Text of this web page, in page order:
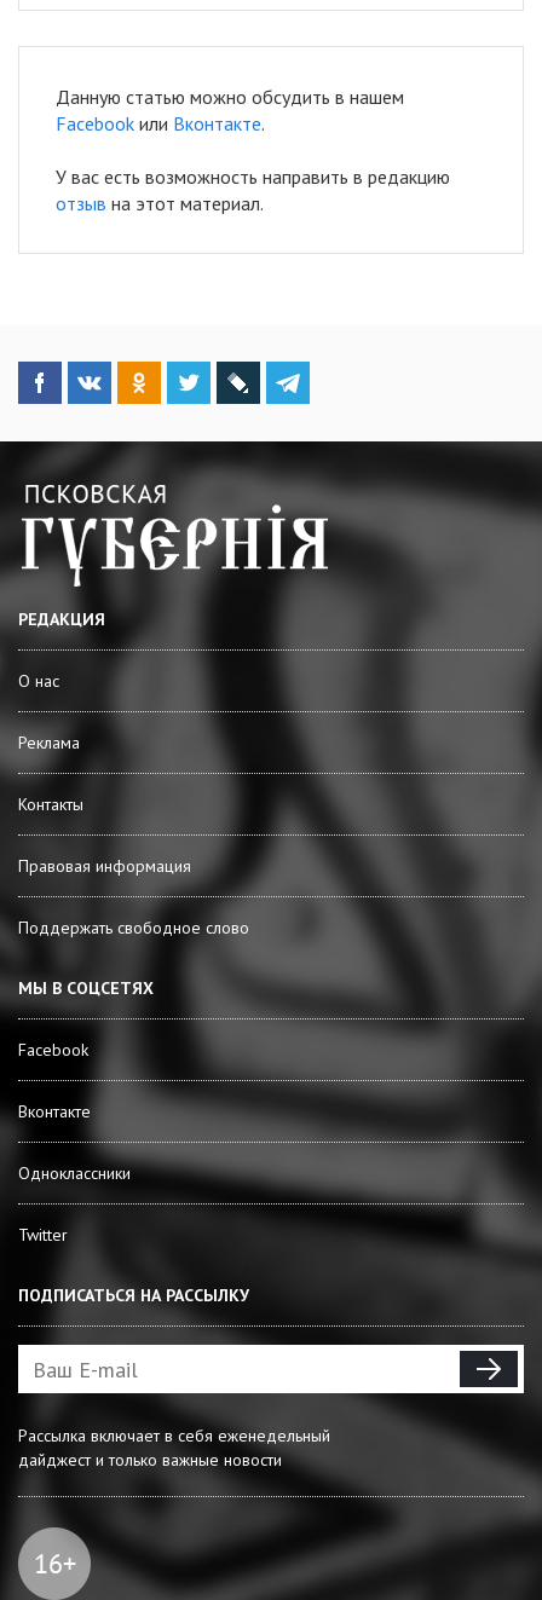
Данную статью можно обсудить в нашем
Facebook или Вконтакте.
У вас есть возможность направить в редакцию
отзыв на этот материал.
РЕДАКЦИЯ
О нас
Реклама
Контакты
Правовая информация
Поддержать свободное слово
МЫ В СОЦСЕТЯХ
Facebook
Вконтакте
Одноклассники
Twitter
ПОДПИСАТЬСЯ НА РАССЫЛКУ
Рассылка включает в себя еженедельный
дайджест и только важные новости